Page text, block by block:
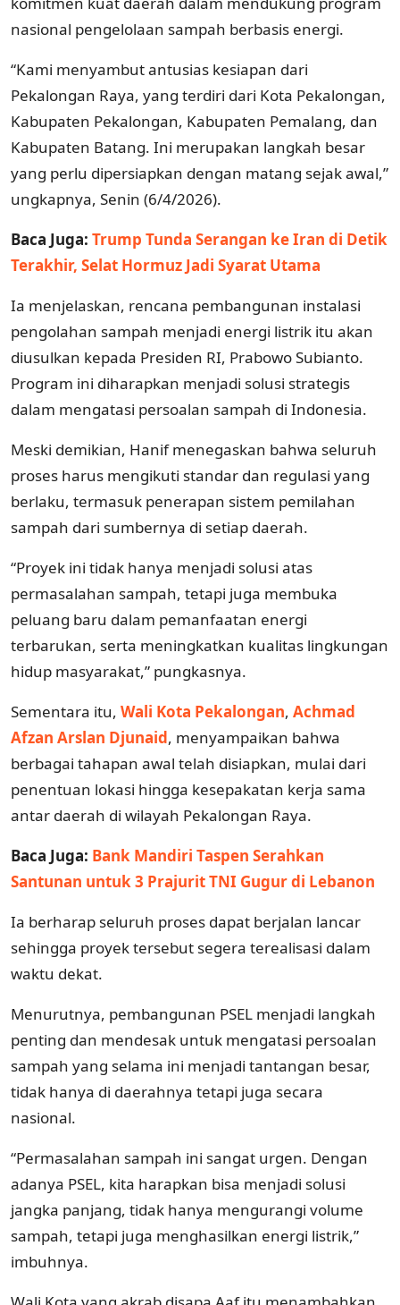
nasional pengelolaan sampah berbasis energi.
“Kami menyambut antusias kesiapan dari
Pekalongan Raya, yang terdiri dari Kota Pekalongan,
Kabupaten Pekalongan, Kabupaten Pemalang, dan
Kabupaten Batang. Ini merupakan langkah besar
yang perlu dipersiapkan dengan matang sejak awal,”
ungkapnya, Senin (6/4/2026).
Baca Juga: Trump Tunda Serangan ke Iran di Detik
Terakhir, Selat Hormuz Jadi Syarat Utama
Ia menjelaskan, rencana pembangunan instalasi
pengolahan sampah menjadi energi listrik itu akan
diusulkan kepada Presiden RI, Prabowo Subianto.
Program ini diharapkan menjadi solusi strategis
dalam mengatasi persoalan sampah di Indonesia.
Meski demikian, Hanif menegaskan bahwa seluruh
proses harus mengikuti standar dan regulasi yang
berlaku, termasuk penerapan sistem pemilahan
sampah dari sumbernya di setiap daerah.
“Proyek ini tidak hanya menjadi solusi atas
permasalahan sampah, tetapi juga membuka
peluang baru dalam pemanfaatan energi
terbarukan, serta meningkatkan kualitas lingkungan
hidup masyarakat,” pungkasnya.
Sementara itu, Wali Kota Pekalongan, Achmad
Afzan Arslan Djunaid, menyampaikan bahwa
berbagai tahapan awal telah disiapkan, mulai dari
penentuan lokasi hingga kesepakatan kerja sama
antar daerah di wilayah Pekalongan Raya.
Baca Juga: Bank Mandiri Taspen Serahkan
Santunan untuk 3 Prajurit TNI Gugur di Lebanon
Ia berharap seluruh proses dapat berjalan lancar
sehingga proyek tersebut segera terealisasi dalam
waktu dekat.
Menurutnya, pembangunan PSEL menjadi langkah
penting dan mendesak untuk mengatasi persoalan
sampah yang selama ini menjadi tantangan besar,
tidak hanya di daerahnya tetapi juga secara
nasional.
“Permasalahan sampah ini sangat urgen. Dengan
adanya PSEL, kita harapkan bisa menjadi solusi
jangka panjang, tidak hanya mengurangi volume
sampah, tetapi juga menghasilkan energi listrik,”
imbuhnya.